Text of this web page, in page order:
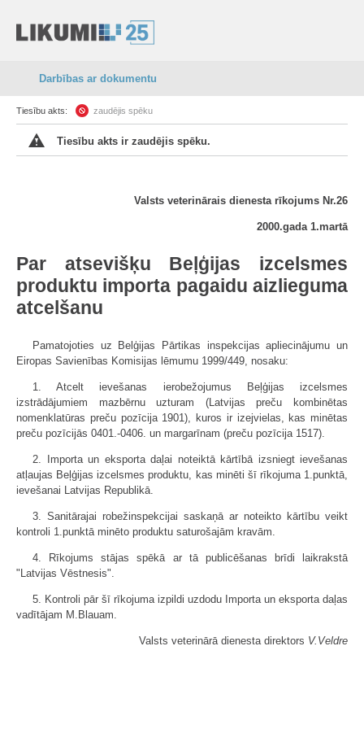
Darbības ar dokumentu
Tiesību akts: zaudējis spēku
Tiesību akts ir zaudējis spēku.
Valsts veterinārais dienesta rīkojums Nr.26
2000.gada 1.martā
Par atsevišķu Beļģijas izcelsmes
produktu importa pagaidu aizlieguma
atcelšanu
Pamatojoties uz Belģijas Pārtikas inspekcijas apliecinājumu un
Eiropas Savienības Komisijas lēmumu 1999/449, nosaku:
1. Atcelt ievešanas ierobežojumus Beļģijas izcelsmes
izstrādājumiem mazbērnu uzturam (Latvijas preču kombinētas
nomenklatūras preču pozīcija 1901), kuros ir izejvielas, kas minētas
preču pozīcijās 0401.-0406. un margarīnam (preču pozīcija 1517).
2. Importa un eksporta daļai noteiktā kārtībā izsniegt ievešanas
atļaujas Beļģijas izcelsmes produktu, kas minēti šī rīkojuma 1.punktā,
ievešanai Latvijas Republikā.
3. Sanitārajai robežinspekcijai saskaņā ar noteikto kārtību veikt
kontroli 1.punktā minēto produktu saturošajām kravām.
4. Rīkojums stājas spēkā ar tā publicēšanas brīdi laikrakstā
"Latvijas Vēstnesis".
5. Kontroli pār šī rīkojuma izpildi uzdodu Importa un eksporta daļas
vadītājam M.Blauam.
Valsts veterinārā dienesta direktors V.Veldre